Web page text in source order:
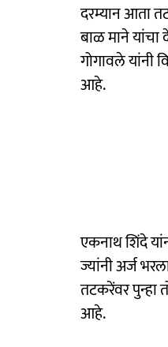
दरम्यान आता
बाळ माने
गोगावले यांनी
आहे.
एकनाथ शिंदे
ज्यांनी अर्ज
तटकरेंवर
आहे.